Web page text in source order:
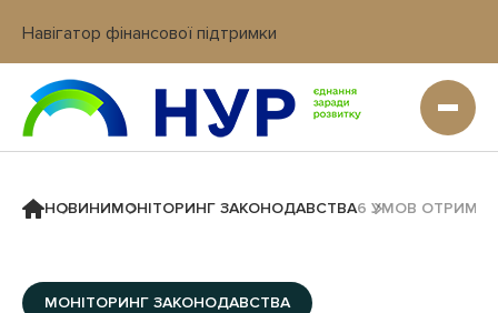
Навігатор фінансової підтримки
Вхід в кабінет IT платформи
НОВИНИМОНІТОРИНГ ЗАКОНОДАВСТВА6 УМОВ
МОНІТОРИНГ ЗАКОНОДАВСТВА